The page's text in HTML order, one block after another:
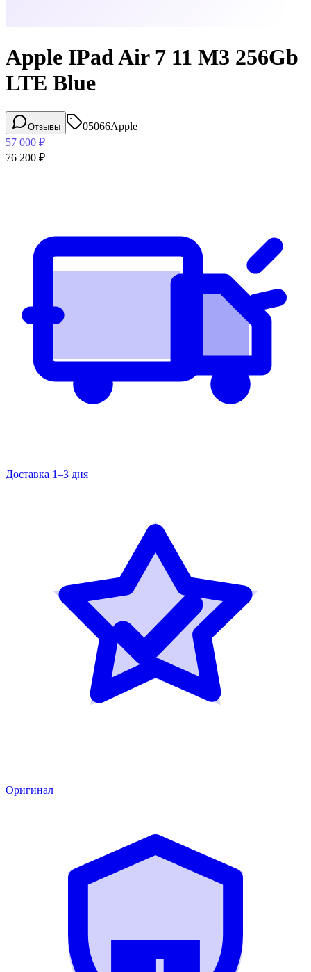
Apple IPad Air 7 11 M3 256Gb
LTE Blue
Отзывы 05066Apple
57 000 ₽
76 200 ₽
Доставка 1–3 дня
Оригинал